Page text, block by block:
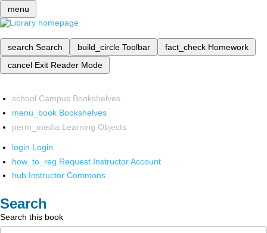
menu
search Search build_circle Toolbar fact_check Homework
cancel Exit Reader Mode
school Campus Bookshelves
menu_book Bookshelves
perm_media Learning Objects
login Login
how_to_reg Request Instructor Account
hub Instructor Commons
Search
Search this book